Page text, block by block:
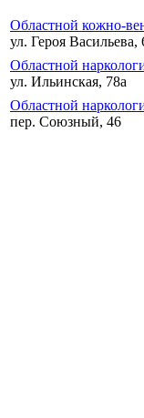
Областной кожно-
ул. Героя Васильева,
Областной
ул. Ильинская, 78а
Областной
пер. Союзный, 46